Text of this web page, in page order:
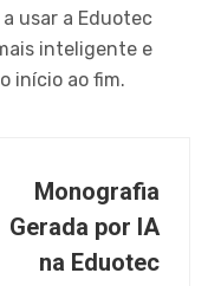
usar a Eduotec
inteligente e
início ao fim.
Monografia
Gerada por IA
na Eduotec